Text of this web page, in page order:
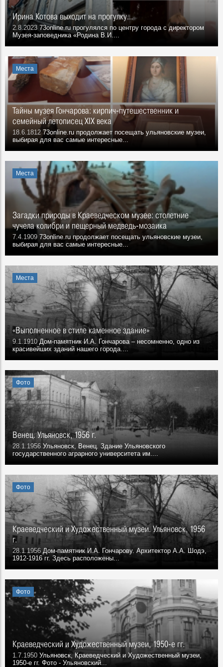
Ирина Котова выходит на прогулку...
2.8.2023 73online.ru прогулялся по центру города с директором
Музея-заповедника «Родина В.И....
Места
Тайны музея Гончарова: кирпич-путешественник и
семейный летописец XIX века
18.6.181273online.ru продолжает посещать ульяновские музеи,
выбирая для вас самые интересные...
Места
Загадки природы в Краеведческом музее: столетние
чучела колибри и пещерный медведь-мозаика
7.4.1909 73online.ru продолжает посещать ульяновские музеи,
выбирая для вас самые интересные...
Места
«Выполненное в стиле каменное здание»
9.1.1910Дом-памятник И.А. Гончарова – несомненно, одно из
красивейших зданий нашего города....
Фото
Венец. Ульяновск, 1956 г.
28.1.1956 Ульяновск, Венец. Здание Ульяновского
государственного аграрного университета им....
Фото
Краеведческий и Художественный музеи. Ульяновск, 1956
г.
28.1.1956 Дом-памятник И.А. Гончарову. Архитектор А.А. Шодэ,
1912-1916 гг. Здесь расположены...
Фото
Краеведческий и Художественный музеи, 1950-е гг.
1.7.1950 Ульяновск, Краеведческий и Художественный музеи,
1950-е гг. Фото - Ульяновский...